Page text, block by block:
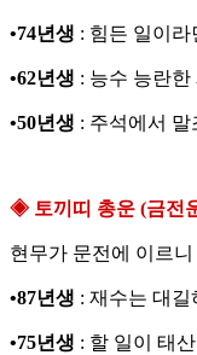
•74년생 : 힘든 일이
•62년생 : 능수 능란
•50년생 : 주석에서
◈ 토끼띠 총운 (금전
현무가 문전에 이르
•87년생 : 재수는 대
•75년생 : 할 일이 태